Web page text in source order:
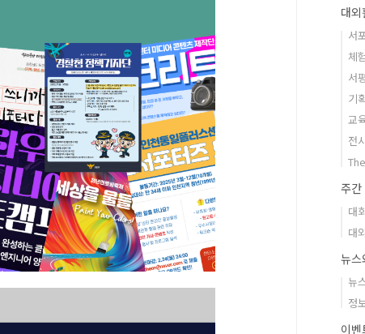
대외
서
체
서
기
교
전
주간
대
대
뉴스
뉴
정
이벤